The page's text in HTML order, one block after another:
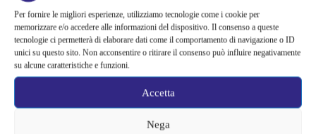
Per fornire le migliori esperienze, utilizziamo tecnologie come i cookie per
memorizzare e/o accedere alle informazioni del dispositivo. Il consenso a queste
tecnologie ci permetterà di elaborare dati come il comportamento di navigazione o ID
unici su questo sito. Non acconsentire o ritirare il consenso può influire negativamente
su alcune caratteristiche e funzioni.
Accetta
Nega
PALLAVICINI: TRA RITRATTI CHE
PARLANO E SOGNI AD OCCHI
APERTI
Quando visiti una mostra dedicata a Corcos ti trovi sempre davanti ad
un dilemma: non sai se sei tu ad osservare i quadri o se sono loro ad
osservare te. Vittorio Corcos Ritratti e Sogni riapre a Palazzo
Pallavicini in quel di Bologna, fino al 27 giugno 2021, una grandissima